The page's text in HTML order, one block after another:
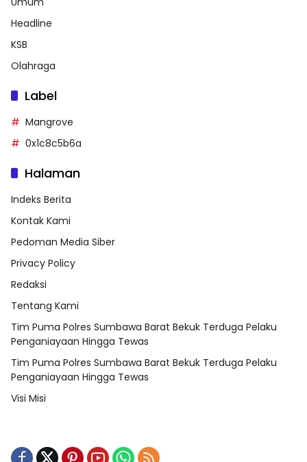
Headline
KSB
Olahraga
Label
Mangrove
0x1c8c5b6a
Halaman
Indeks Berita
Kontak Kami
Pedoman Media Siber
Privacy Policy
Redaksi
Tentang Kami
Tim Puma Polres Sumbawa Barat Bekuk Terduga Pelaku
Penganiayaan Hingga Tewas
Tim Puma Polres Sumbawa Barat Bekuk Terduga Pelaku
Penganiayaan Hingga Tewas
Visi Misi